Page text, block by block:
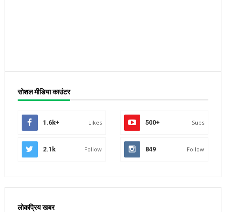
सोशल मीडिया काउंटर
1.6k+ Likes 500+ Subs
2.1k Follow 849 Follow
लोकप्रिय खबर